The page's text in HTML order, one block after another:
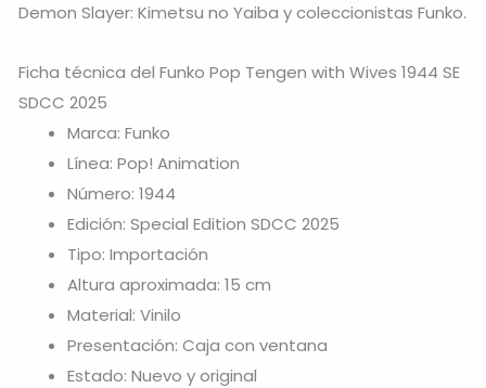
Demon Slayer: Kimetsu no Yaiba y coleccionistas Funko.
Ficha técnica del Funko Pop Tengen with Wives 1944 SE
SDCC 2025
Marca: Funko
Línea: Pop! Animation
Número: 1944
Edición: Special Edition SDCC 2025
Tipo: Importación
Altura aproximada: 15 cm
Material: Vinilo
Presentación: Caja con ventana
Estado: Nuevo y original